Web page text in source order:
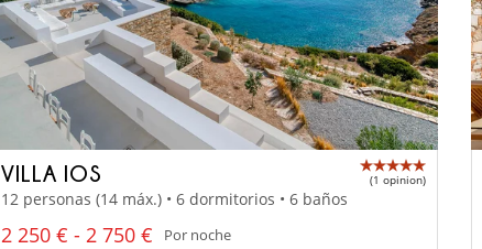
VILLA IOS (1 opinion)
12 personas (14 máx.) • 6 dormitorios • 6 baños
2 250 € - 2 750 €
Por noche